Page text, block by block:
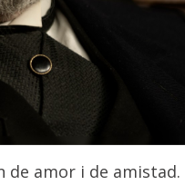
de amor i de amistad.